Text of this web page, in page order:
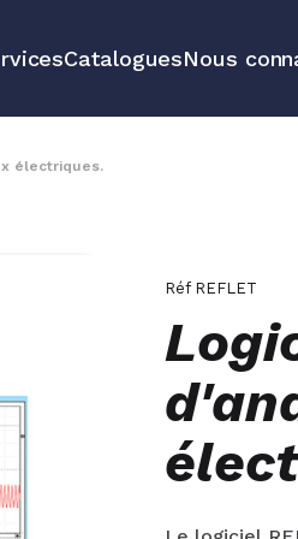
CataloguesNous
électriques.
Réf REFLET